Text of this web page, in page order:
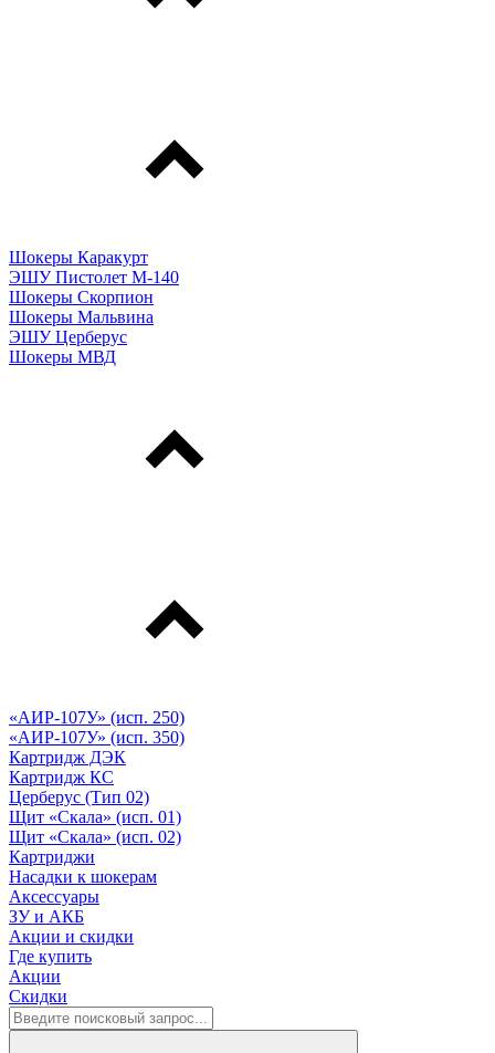
Шокеры Каракурт
ЭШУ Пистолет М-140
Шокеры Скорпион
Шокеры Мальвина
ЭШУ Церберус
Шокеры МВД
«АИР-107У» (исп. 250)
«АИР-107У» (исп. 350)
Картридж ДЭК
Картридж КС
Церберус (Тип 02)
Щит «Скала» (исп. 01)
Щит «Скала» (исп. 02)
Картриджи
Насадки к шокерам
Аксессуары
ЗУ и АКБ
Акции и скидки
Где купить
Акции
Скидки